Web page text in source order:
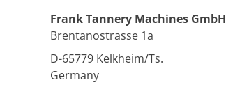
Frank Tannery Machines GmbH
Brentanostrasse 1a
D-65779 Kelkheim/Ts.
Germany